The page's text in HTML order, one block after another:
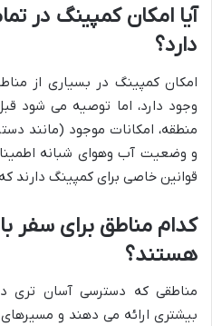
آیا امکان کمپینگ در
دارد؟
امکان کمپینگ در بسیاری از
وجود دارد، اما توصیه می شود
منطقه، امکانات موجود (مانند
و وضعیت آب وهوای شبانه
قوانین خاصی برای کمپینگ دارند
کدام مناطق برای سفر
هستند؟
مناطقی که دسترسی آسان تری
بیشتری ارائه می دهند و